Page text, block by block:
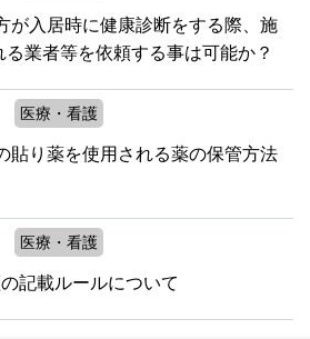
入居時に健康診断をする際、施
業者等を依頼する事は可能か？
医療・看護
り薬を使用される薬の保管方法
医療・看護
記載ルールについて